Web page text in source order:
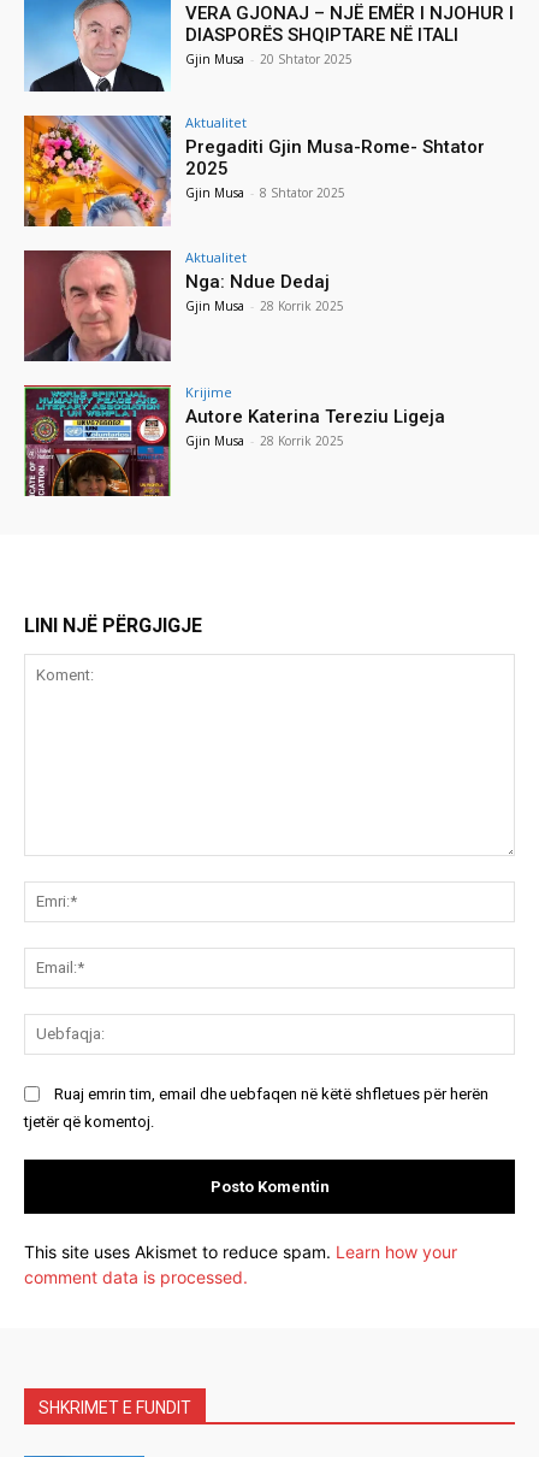
VERA GJONAJ – NJË EMËR I NJOHUR I
DIASPORËS SHQIPTARE NË ITALI
Gjin Musa - 20 Shtator 2025
Aktualitet
Pregaditi Gjin Musa-Rome- Shtator
2025
Gjin Musa - 8 Shtator 2025
Aktualitet
Nga: Ndue Dedaj
Gjin Musa - 28 Korrik 2025
Krijime
Autore Katerina Tereziu Ligeja
Gjin Musa - 28 Korrik 2025
LINI NJË PËRGJIGJE
Ruaj emrin tim, email dhe uebfaqen në këtë shfletues për herën
tjetër që komentoj.
This site uses Akismet to reduce spam. Learn how your
comment data is processed.
SHKRIMET E FUNDIT